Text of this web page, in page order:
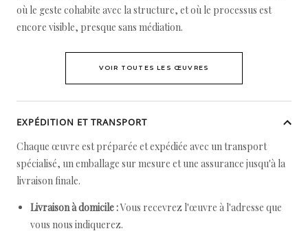
où le geste cohabite avec la structure, et où le processus est
encore visible, presque sans médiation.
VOIR TOUTES LES ŒUVRES
EXPÉDITION ET TRANSPORT
Chaque œuvre est préparée et expédiée avec un transport
spécialisé, un emballage sur mesure et une assurance jusqu'à la
livraison finale.
Livraison à domicile :Vous recevrez l'œuvre à l'adresse que
vous nous indiquerez.